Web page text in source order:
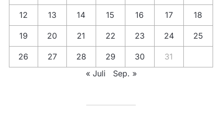
12 13 14 15 16 17 18
19 20 21 22 23 24 25
26 27 28 29 30
31
« Juli
Sep. »